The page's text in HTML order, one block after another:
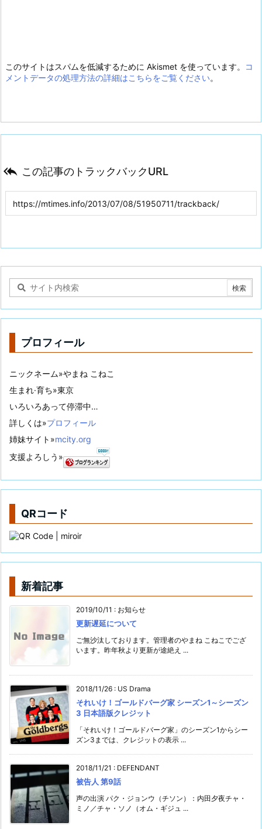
このサイトはスパムを低減するために Akismet を使っています。
コ
メントデータの処理方法の詳細はこちらをご覧ください。
 この記事のトラックバックURL
プロフィール
ニックネーム»やまね こねこ
生まれ·育ち»東京
いろいろあって停滞中…
詳しくは»プロフィール
姉妹サイト»mcity.org
支援よろしう»
QRコード
新着記事
2019/10/11 : お知らせ
更新遅延について
ご無沙汰しております。管理者のやまね こねこでござ
います。昨年秋より更新が途絶え ...
2018/11/26 : US Drama
それいけ！ゴールドバーグ家 シーズン1～シーズン
3 日本語版クレジット
「それいけ！ゴールドバーグ家」のシーズン1からシー
ズン3までは、クレジットの表示 ...
2018/11/21 : DEFENDANT
被告人 第9話
声の出演 パク・ジョンウ（チソン）：内田夕夜チャ・
ミノ／チャ・ソノ（オム・ギジュ ...